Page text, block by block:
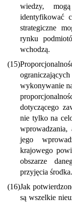
wiedzy,
identyfikować
strategiczne
rynku
wchodzą.
(15)
wykonywanie
dotyczącego
nie tylko na
jego
krajowego
obszarze
przyjęcia środka.
(16)Jak
są wszelkie